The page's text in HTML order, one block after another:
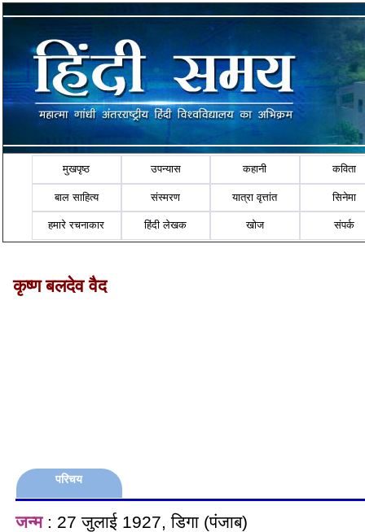
मुखपृष्ठ उपन्यास कहानी कविता
बाल साहित्य संस्मरण यात्रा वृत्तांत सिनेमा
हमारे रचनाकार हिंदी लेखक खोज संपर्क
कृष्ण बलदेव वैद
परिचय
जन्म: 27 जुलाई 1927, डिगा (पंजाब)